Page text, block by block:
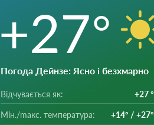
+27°
Погода Дейнзе: Ясно і безхмарно
Відчувається як: +27 °
Мін./mакс. температура: +14° / +27°